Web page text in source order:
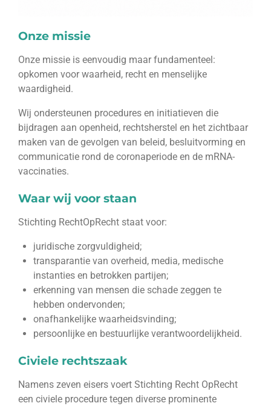
Onze missie
Onze missie is eenvoudig maar fundamenteel:
opkomen voor waarheid, recht en menselijke
waardigheid.
Wij ondersteunen procedures en initiatieven die
bijdragen aan openheid, rechtsherstel en het zichtbaar
maken van de gevolgen van beleid, besluitvorming en
communicatie rond de coronaperiode en de mRNA-
vaccinaties.
Waar wij voor staan
Stichting RechtOpRecht staat voor:
juridische zorgvuldigheid;
transparantie van overheid, media, medische
instanties en betrokken partijen;
erkenning van mensen die schade zeggen te
hebben ondervonden;
onafhankelijke waarheidsvinding;
persoonlijke en bestuurlijke verantwoordelijkheid.
Civiele rechtszaak
Namens zeven eisers voert Stichting Recht OpRecht
een civiele procedure tegen diverse prominente